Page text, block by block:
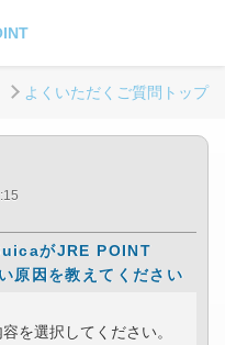
よくいただくご質問トップ
がJRE POINT
原因を教えてください
を選択してください。